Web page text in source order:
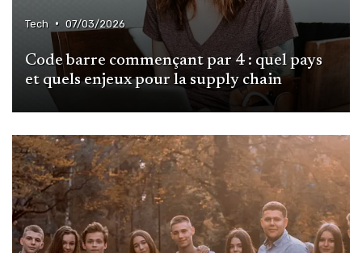
Tech • 07/03/2026
Code barre commençant par 4 : quel pays
et quels enjeux pour la supply chain